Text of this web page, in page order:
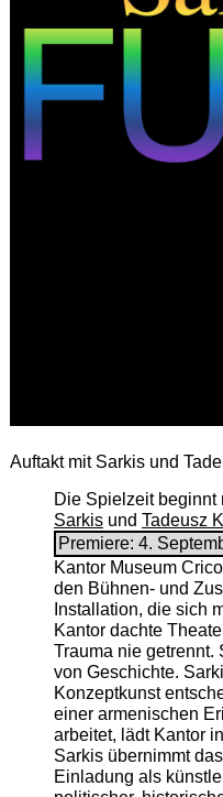
Auftakt mit Sarkis und
Die Spielzeit beginnt
Sarkisund Tadeusz
Premiere: 4.
Kantor Museum
den Bühnen- und
Installation, die sich
Kantor dachte
Trauma nie getrennt.
von Geschichte.
Konzeptkunst
einer armenischen
arbeitet, lädt Kantor
Sarkis übernimmt
Einladung als